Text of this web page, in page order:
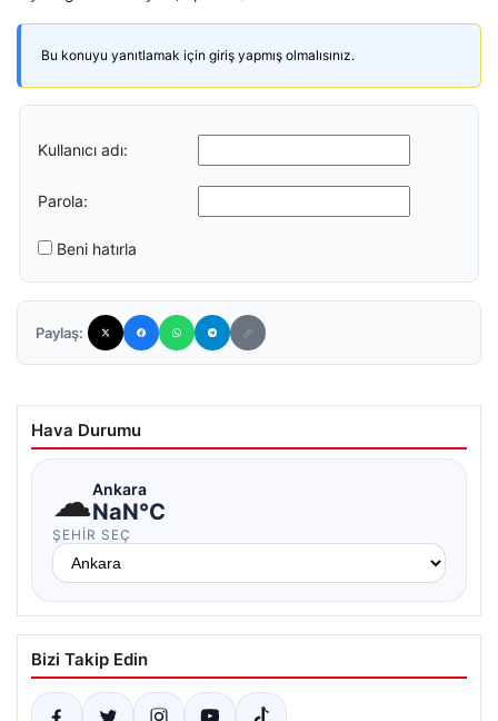
Bu konuyu yanıtlamak için giriş yapmış olmalısınız.
Kullanıcı adı:
Parola:
Beni hatırla
Paylaş:
Hava Durumu
☁Ankara
NaN°C
ŞEHIR SEÇ
Bizi Takip Edin